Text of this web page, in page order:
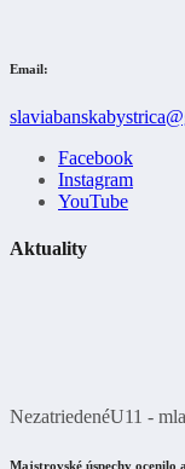
Email:
Facebook
Instagram
YouTube
Aktuality
NezatriedenéU11 -
Majstrovské úspechy ocenilo